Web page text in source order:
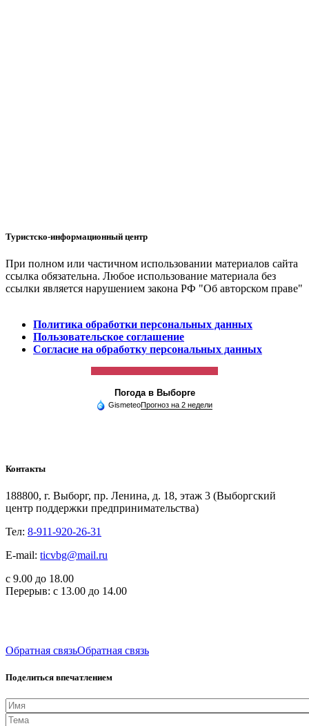
Туристско-информационный центр
При полном или частичном использовании материалов сайта
ссылка обязательна. Любое использование материала без
ссылки является нарушением закона РФ "Об авторском праве"
Политика обработки персональных данных
Пользовательское соглашение
Согласие на обработку персональных данных
Погода в Выборге
GismeteoПрогноз на 2 недели
Контакты
188800, г. Выборг, пр. Ленина, д. 18, этаж 3 (Выборгский
центр поддержки предпринимательства)
Тел: 8-911-920-26-31
E-mail: ticvbg@mail.ru
с 9.00 до 18.00
Перерыв: с 13.00 до 14.00
Обратная связьОбратная связь
Поделиться впечатлением
Имя
Тема